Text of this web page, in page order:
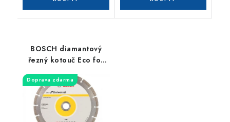
BOSCH diamantový
řezný kotouč Eco for
2608615031
Doprava zdarma